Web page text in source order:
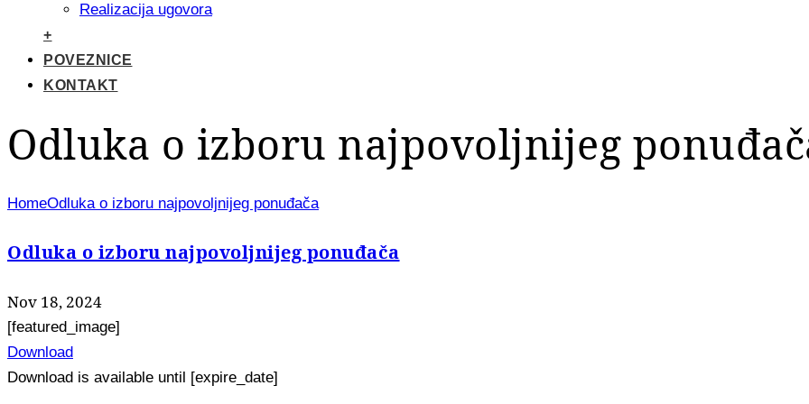
Realizacija ugovora
+
POVEZNICE
KONTAKT
Odluka o izboru najpovoljnijeg
HomeOdluka o izboru najpovoljnijeg ponuđača
Odluka o izboru najpovoljnijeg ponuđača
Nov 18, 2024
[featured_image]
Download
Download is available until [expire_date]